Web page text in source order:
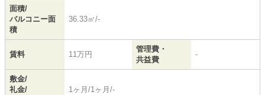
面積/
バルコニー面
積
36.33㎡/-
賃料 11万円
管理費・
共益費
-
敷金/
礼金/
1ヶ月/1ヶ月/-